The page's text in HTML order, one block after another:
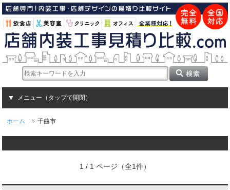
メニュー（タップで開閉）
ホーム 千曲市
1 / 1 ページ（全1件）